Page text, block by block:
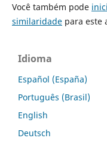
Você também pode
similaridadepara este
Idioma
Español (España)
Português (Brasil)
English
Deutsch